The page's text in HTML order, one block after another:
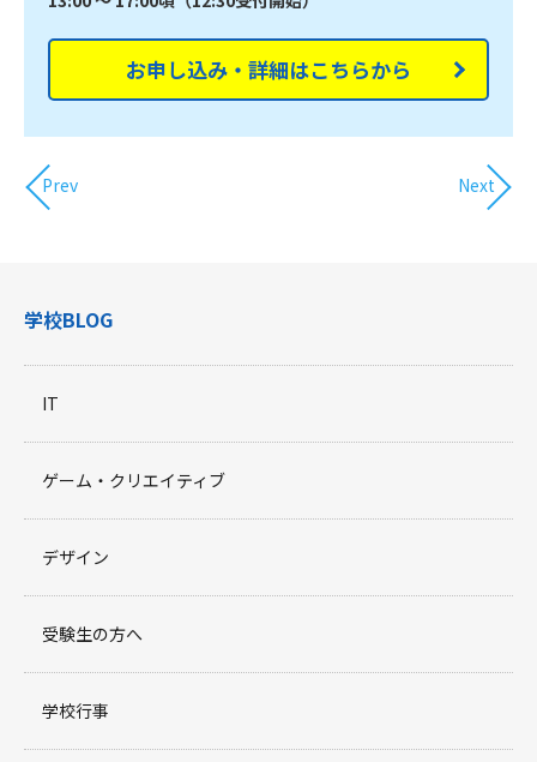
お申し込み・詳細はこちらから
Prev Next
学校BLOG
IT
ゲーム・クリエイティブ
デザイン
受験生の方へ
学校行事